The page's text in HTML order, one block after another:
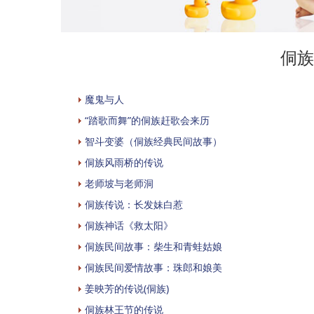
侗
魔鬼与人
“踏歌而舞”的侗族赶歌会来历
智斗变婆（侗族经典民间故事）
侗族风雨桥的传说
老师坡与老师洞
侗族传说：长发妹白惹
侗族神话《救太阳》
侗族民间故事：柴生和青蛙姑娘
侗族民间爱情故事：珠郎和娘美
姜映芳的传说(侗族)
侗族林王节的传说